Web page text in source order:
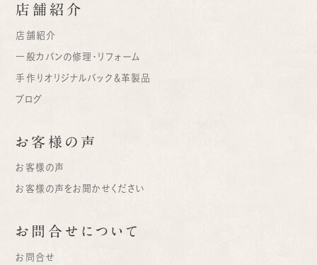
店舗紹介
店舗紹介
一般カバンの修理・リフォーム
手作りオリジナルバック＆革製品
ブログ
お客様の声
お客様の声
お客様の声をお聞かせください
お問合せについて
お問合せ